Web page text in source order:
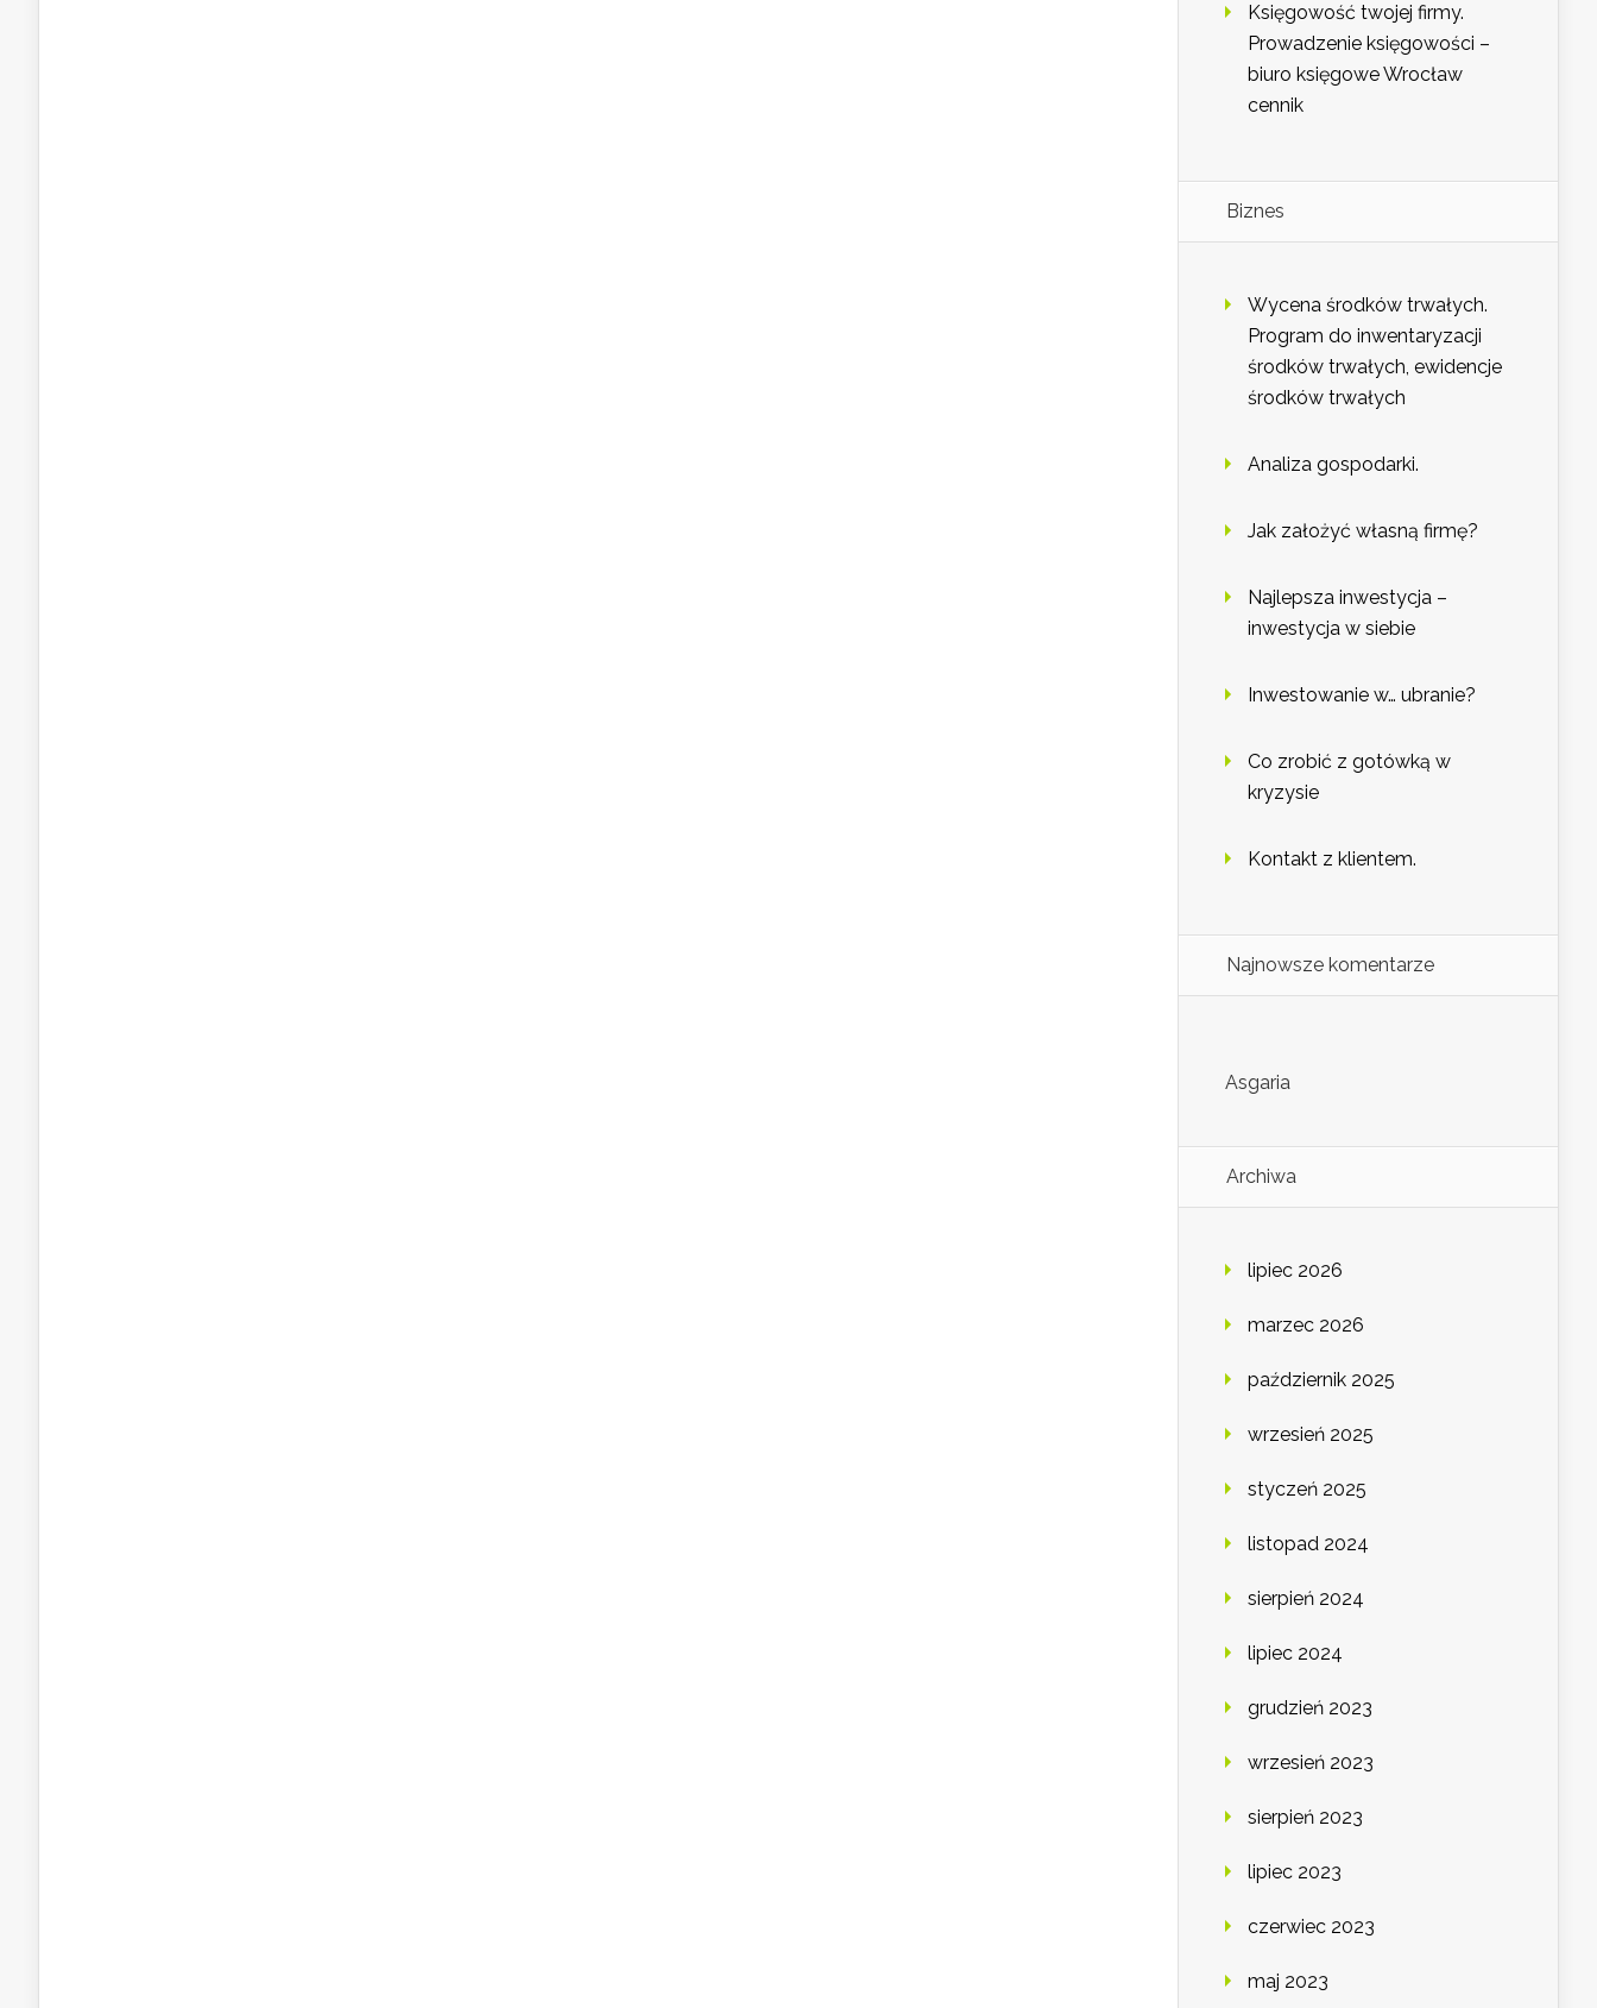
Księgowość twojej firmy.
Prowadzenie księgowości –
biuro księgowe Wrocław
cennik
Biznes
Wycena środków trwałych.
Program do inwentaryzacji
środków trwałych, ewidencje
środków trwałych
Analiza gospodarki.
Jak założyć własną firmę?
Najlepsza inwestycja –
inwestycja w siebie
Inwestowanie w… ubranie?
Co zrobić z gotówką w
kryzysie
Kontakt z klientem.
Najnowsze komentarze
Asgaria
Archiwa
lipiec 2026
marzec 2026
październik 2025
wrzesień 2025
styczeń 2025
listopad 2024
sierpień 2024
lipiec 2024
grudzień 2023
wrzesień 2023
sierpień 2023
lipiec 2023
czerwiec 2023
maj 2023